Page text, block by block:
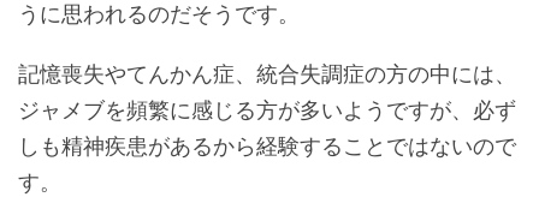
うに思われるのだそうです。
記憶喪失やてんかん症、統合失調症の方の中には、
ジャメブを頻繁に感じる方が多いようですが、必ず
しも精神疾患があるから経験することではないので
す。